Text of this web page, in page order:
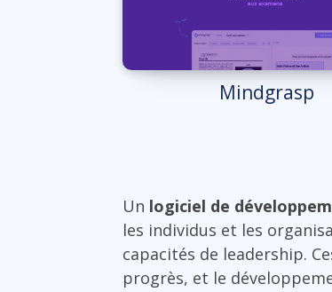
Mindgrasp
Un logiciel de
les individus et les
capacités de leadership.
progrès, et le